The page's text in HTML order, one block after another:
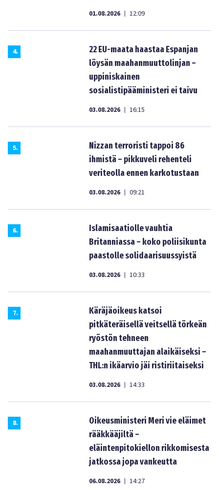
01.08.2026 | 12:09
4.
22 EU-maata haastaa Espanjan
löysän maahanmuuttolinjan –
uppiniskainen
sosialistipääministeri ei taivu
03.08.2026 | 16:15
5.
Nizzan terroristi tappoi 86
ihmistä – pikkuveli rehenteli
veriteolla ennen karkotustaan
03.08.2026 | 09:21
6.
Islamisaatiolle vauhtia
Britanniassa – koko poliisikunta
paastolle solidaarisuussyistä
03.08.2026 | 10:33
7.
Käräjäoikeus katsoi
pitkäteräisellä veitsellä törkeän
ryöstön tehneen
maahanmuuttajan alaikäiseksi –
THL:n ikäarvio jäi ristiriitaiseksi
03.08.2026 | 14:33
8.
Oikeusministeri Meri vie eläimet
rääkkääjiltä –
eläintenpitokiellon rikkomisesta
jatkossa jopa vankeutta
06.08.2026 | 14:27